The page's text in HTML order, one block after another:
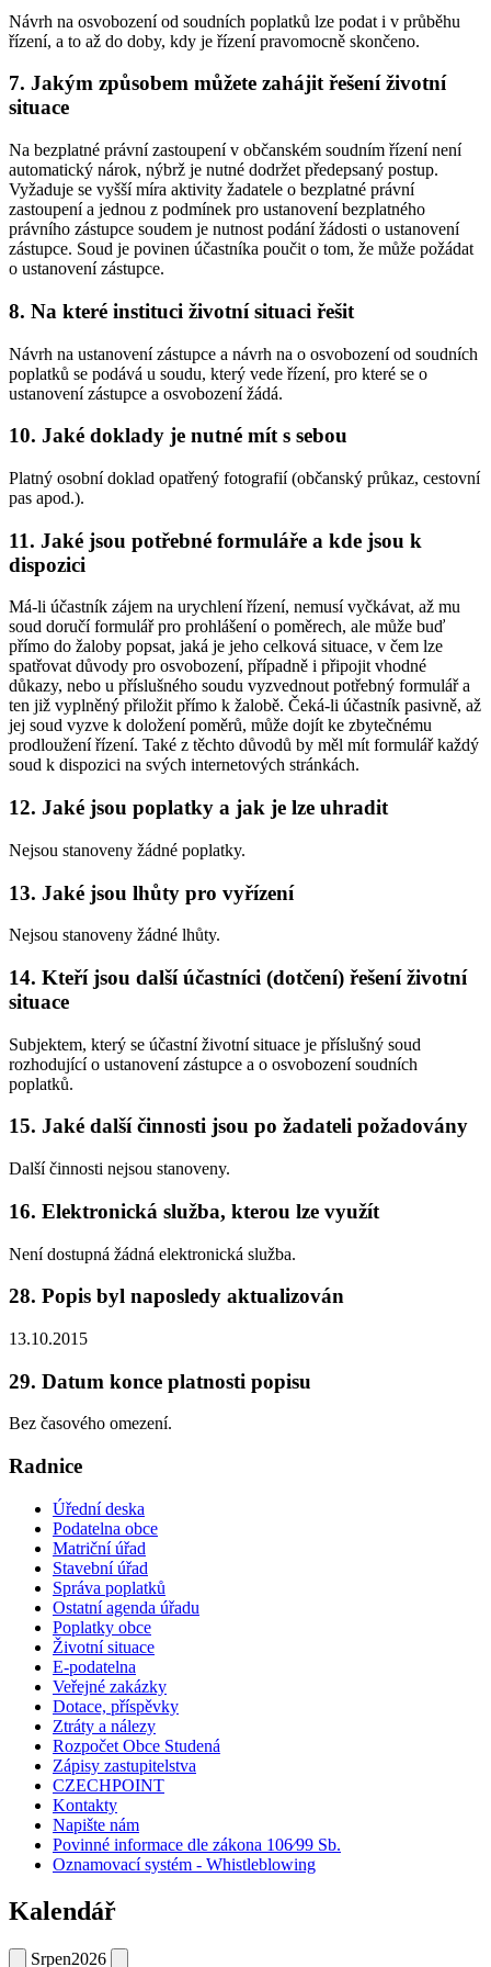
Návrh na osvobození od soudních poplatků lze podat i v průběhu
řízení, a to až do doby, kdy je řízení pravomocně skončeno.
7. Jakým způsobem můžete zahájit řešení životní
situace
Na bezplatné právní zastoupení v občanském soudním řízení není
automatický nárok, nýbrž je nutné dodržet předepsaný postup.
Vyžaduje se vyšší míra aktivity žadatele o bezplatné právní
zastoupení a jednou z podmínek pro ustanovení bezplatného
právního zástupce soudem je nutnost podání žádosti o ustanovení
zástupce. Soud je povinen účastníka poučit o tom, že může požádat
o ustanovení zástupce.
8. Na které instituci životní situaci řešit
Návrh na ustanovení zástupce a návrh na o osvobození od soudních
poplatků se podává u soudu, který vede řízení, pro které se o
ustanovení zástupce a osvobození žádá.
10. Jaké doklady je nutné mít s sebou
Platný osobní doklad opatřený fotografií (občanský průkaz, cestovní
pas apod.).
11. Jaké jsou potřebné formuláře a kde jsou k
dispozici
Má-li účastník zájem na urychlení řízení, nemusí vyčkávat, až mu
soud doručí formulář pro prohlášení o poměrech, ale může buď
přímo do žaloby popsat, jaká je jeho celková situace, v čem lze
spatřovat důvody pro osvobození, případně i připojit vhodné
důkazy, nebo u příslušného soudu vyzvednout potřebný formulář a
ten již vyplněný přiložit přímo k žalobě. Čeká-li účastník pasivně, až
jej soud vyzve k doložení poměrů, může dojít ke zbytečnému
prodloužení řízení. Také z těchto důvodů by měl mít formulář každý
soud k dispozici na svých internetových stránkách.
12. Jaké jsou poplatky a jak je lze uhradit
Nejsou stanoveny žádné poplatky.
13. Jaké jsou lhůty pro vyřízení
Nejsou stanoveny žádné lhůty.
14. Kteří jsou další účastníci (dotčení) řešení životní
situace
Subjektem, který se účastní životní situace je příslušný soud
rozhodující o ustanovení zástupce a o osvobození soudních
poplatků.
15. Jaké další činnosti jsou po žadateli požadovány
Další činnosti nejsou stanoveny.
16. Elektronická služba, kterou lze využít
Není dostupná žádná elektronická služba.
28. Popis byl naposledy aktualizován
13.10.2015
29. Datum konce platnosti popisu
Bez časového omezení.
Radnice
Úřední deska
Podatelna obce
Matriční úřad
Stavební úřad
Správa poplatků
Ostatní agenda úřadu
Poplatky obce
Životní situace
E-podatelna
Veřejné zakázky
Dotace, příspěvky
Ztráty a nálezy
Rozpočet Obce Studená
Zápisy zastupitelstva
CZECHPOINT
Kontakty
Napište nám
Povinné informace dle zákona 106⁄99 Sb.
Oznamovací systém - Whistleblowing
Kalendář
Srpen2026